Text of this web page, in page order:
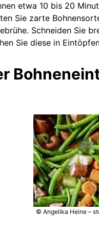
etwa 10 bis 20
Sie zarte
Schneiden Sie
Sie diese in
© Angelika Heine –